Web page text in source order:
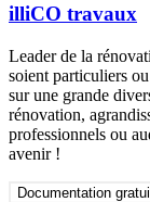
illiCO travaux
Leader de la
soient particuliers
sur une grande
rénovation,
professionnels ou
avenir !
Documentation